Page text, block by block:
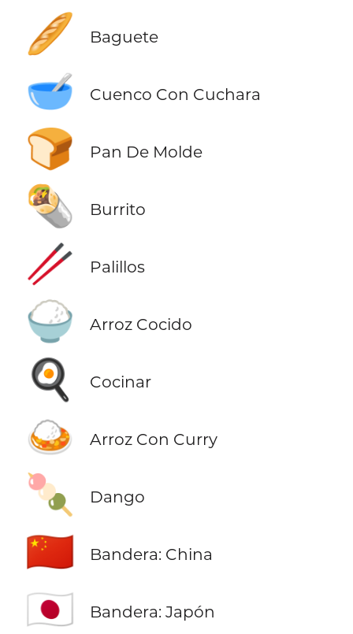
🥖 Baguete
🥣 Cuenco Con Cuchara
🍞 Pan De Molde
🌯 Burrito
🥢 Palillos
🍚 Arroz Cocido
🍳 Cocinar
🍛 Arroz Con Curry
🍡 Dango
🇨🇳 Bandera: China
🇯🇵 Bandera: Japón